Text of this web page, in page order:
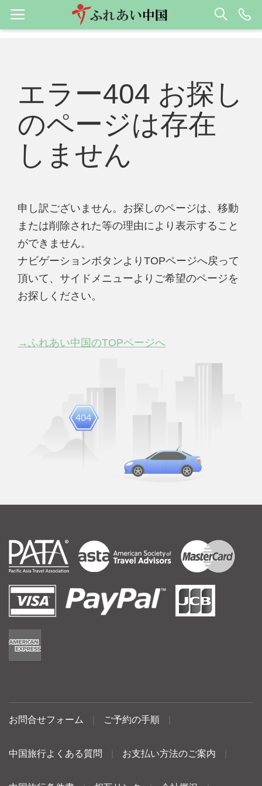
エラー404 お探し
のページは存在
しません
申し訳ございません。お探しのページは、移動
または削除された等の理由により表示すること
ができません。
ナビゲーションボタンよりTOPページへ戻って
頂いて、サイドメニューよりご希望のページを
お探しください。
→ふれあい中国のTOPページへ
お問合せフォーム ご予約の手順
中国旅行よくある質問 お支払い方法のご案内